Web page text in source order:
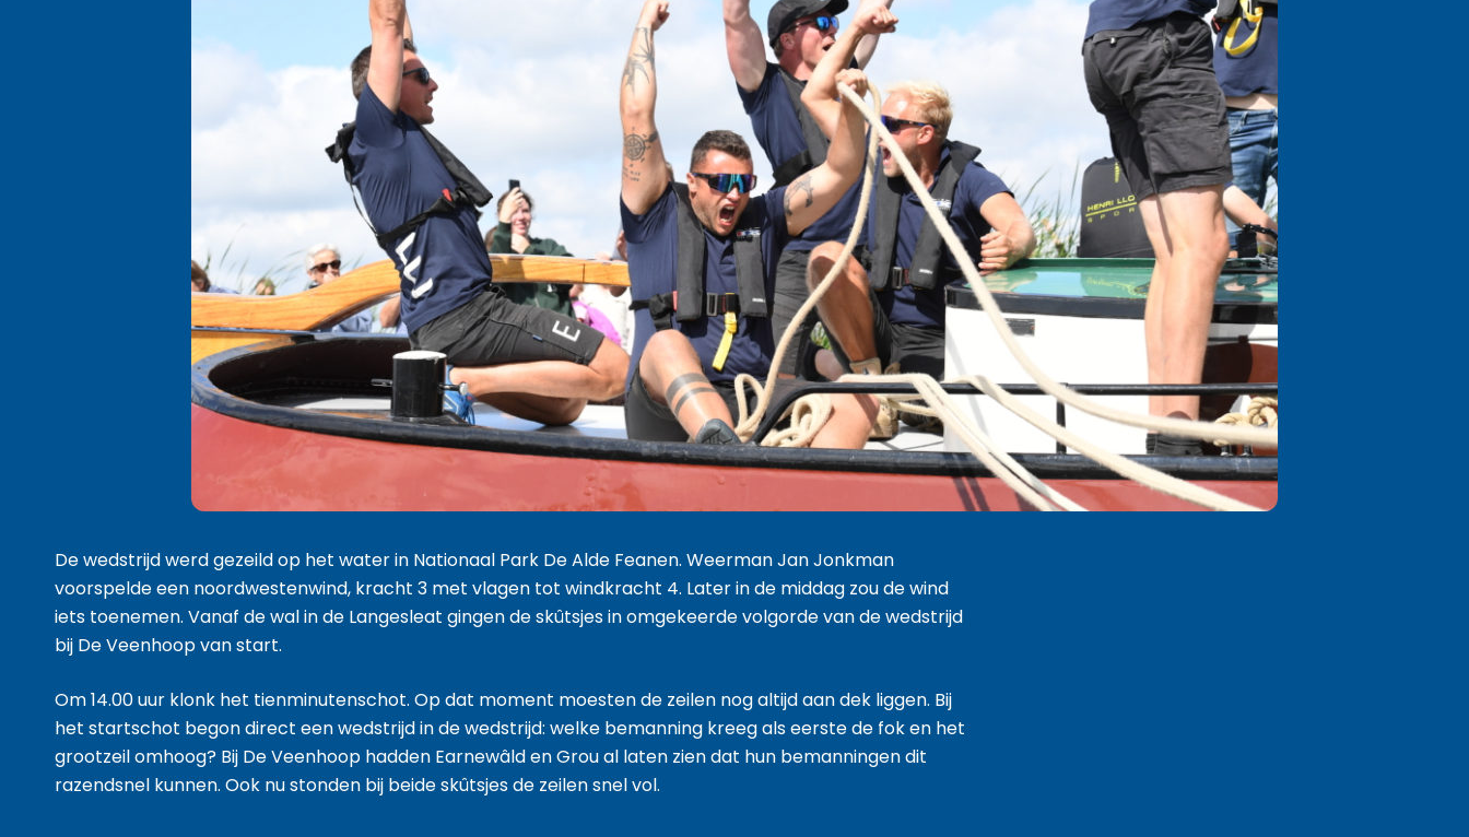
De wedstrijd werd gezeild op het water in Nationaal Park De Alde Feanen. Weerman Jan Jonkman
voorspelde een noordwestenwind, kracht 3 met vlagen tot windkracht 4. Later in de middag zou de wind
iets toenemen. Vanaf de wal in de Langesleat gingen de skûtsjes in omgekeerde volgorde van de wedstrijd
bij De Veenhoop van start.
Om 14.00 uur klonk het tienminutenschot. Op dat moment moesten de zeilen nog altijd aan dek liggen. Bij
het startschot begon direct een wedstrijd in de wedstrijd: welke bemanning kreeg als eerste de fok en het
grootzeil omhoog? Bij De Veenhoop hadden Earnewâld en Grou al laten zien dat hun bemanningen dit
razendsnel kunnen. Ook nu stonden bij beide skûtsjes de zeilen snel vol.